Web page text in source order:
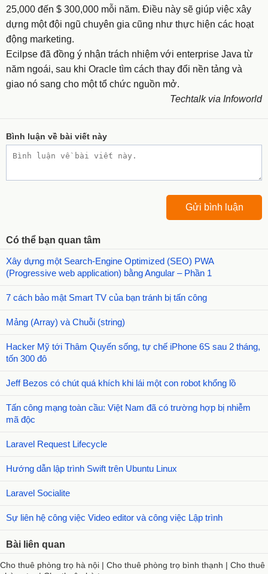
25,000 đến $ 300,000 mỗi năm. Điều này sẽ giúp việc xây
dựng một đội ngũ chuyên gia cũng như thực hiện các hoạt
động marketing.
Ecilpse đã đồng ý nhận trách nhiệm với enterprise Java từ
năm ngoái, sau khi Oracle tìm cách thay đổi nền tảng và
giao nó sang cho một tổ chức nguồn mở.
Techtalk via Infoworld
Bình luận về bài viết này
Có thể bạn quan tâm
Xây dựng một Search-Engine Optimized (SEO) PWA
(Progressive web application) bằng Angular – Phần 1
7 cách bảo mật Smart TV của bạn tránh bị tấn công
Mảng (Array) và Chuỗi (string)
Hacker Mỹ tới Thâm Quyến sống, tự chế iPhone 6S sau 2 tháng,
tốn 300 đô
Jeff Bezos có chút quá khích khi lái một con robot khổng lồ
Tấn công mạng toàn cầu: Việt Nam đã có trường hợp bị nhiễm
mã độc
Laravel Request Lifecycle
Hướng dẫn lập trình Swift trên Ubuntu Linux
Laravel Socialite
Sự liên hệ công việc Video editor và công việc Lập trình
Bài liên quan
Cho thuê phòng trọ hà nội | Cho thuê phòng trọ bình thạnh | Cho thuê